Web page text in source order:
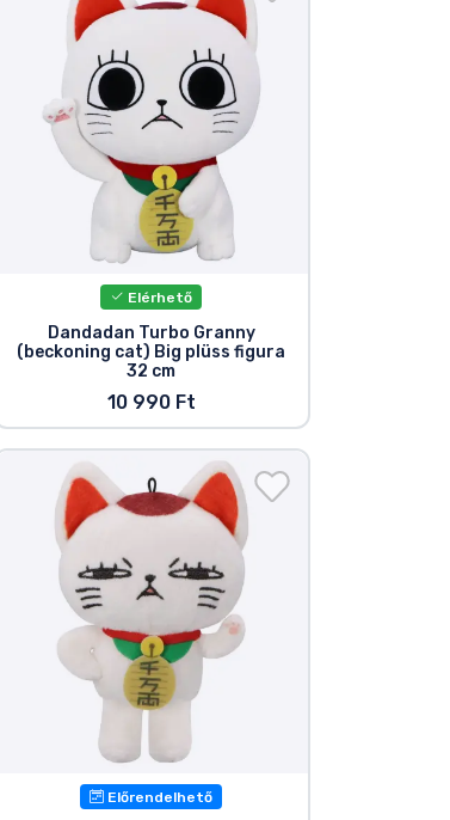
Elérhető
Dandadan Turbo Granny
(beckoning cat) Big plüss figura
32 cm
10 990 Ft
Előrendelhető